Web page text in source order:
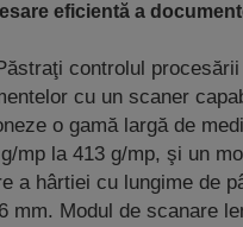
eficientă a
controlul procesării
cu un scaner
o gamă largă de
mp la 413 g/mp, şi un
a hârtiei cu lungime de
mm. Modul de scanare